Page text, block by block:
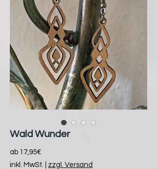
Wald Wunder
ab 17,95€Sale-
Preis
inkl. MwSt. zzgl. Versand